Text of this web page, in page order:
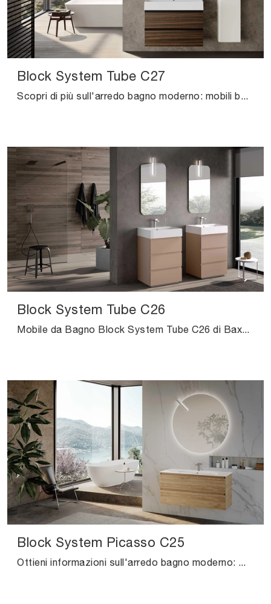
Block System Tube C27
Scopri di più sull'arredo bagno moderno: mobili bagno sospesi in melaminico come il modello Block System Tube C27 di Baxar ti attendono.
Block System Tube C26
Mobile da Bagno Block System Tube C26 di Baxar: clicca e scopri di più su mobili bagno a terra in laccato opaco e accessori del brand.
Block System Picasso C25
Ottieni informazioni sull'arredo bagno moderno: mobili bagno sospesi in legno come il modello Block System Picasso C25 di Baxar ti aspettano.